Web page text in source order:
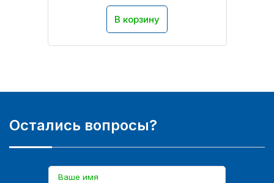
В корзину
Остались вопросы?